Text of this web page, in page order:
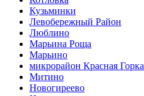
Кузьминки
Левобережный Район
Люблино
Марьина Роща
Марьино
микрорайон Красная Горка
Митино
Новогиреево